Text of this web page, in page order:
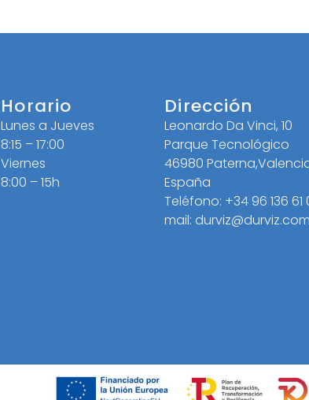
Horario
Lunes a Jueves
8:15 – 17:00
Viernes
8:00 – 15h
Dirección
Leonardo Da Vinci, 10
Parque Tecnológico
46980
España
Teléfono: +34 96 136 61
mail: durviz@durviz.com